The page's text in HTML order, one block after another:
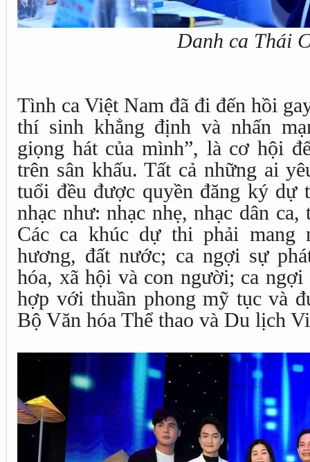
Danh ca Thái
Tình ca Việt Nam đã đi đến hồi
thí sinh khẳng định và nhấn
giọng hát của mình”, là cơ hội
trên sân khấu. Tất cả những ai
tuổi đều được quyền đăng ký dự
nhạc như: nhạc nhẹ, nhạc dân
Các ca khúc dự thi phải mang
hương, đất nước; ca ngợi sự
hóa, xã hội và con người; ca
hợp với thuần phong mỹ tục và
Bộ Văn hóa Thể thao và Du lịch